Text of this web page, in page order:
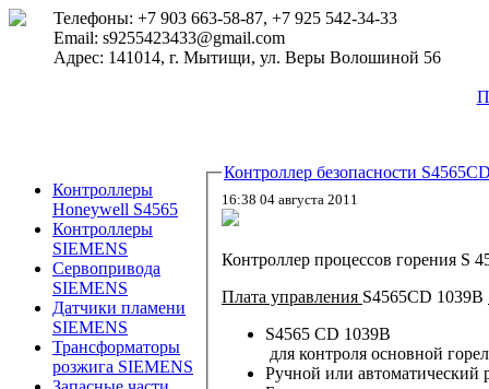
Телефоны: +7 903 663-58-87, +7 925 542-34-33
Email: s9255423433@gmail.com
Адрес: 141014, г. Мытищи, ул. Веры Волошиной 56
Контроллеры
Honeywell S4565
Контроллеры
SIEMENS
Сервопривода
SIEMENS
Датчики пламени
SIEMENS
Трансформаторы
розжига SIEMENS
Контроллер безопасности
16:38 04 августа 2011
Контроллер процессов горения S
Плата управления S4565CD 1039B
S4565 CD 1039B
для контроля основной
Ручной или